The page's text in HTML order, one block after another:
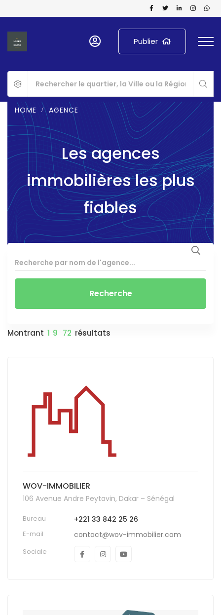
Publier
HOME AGENCE
Les agences
immobilières les plus
fiables
Recherche
Montrant 1 9 72 résultats
WOV-IMMOBILIER
106 Avenue Andre Peytavin, Dakar – Sénégal
Bureau +221 33 842 25 26
E-mail contact@wov-immobilier.com
Sociale